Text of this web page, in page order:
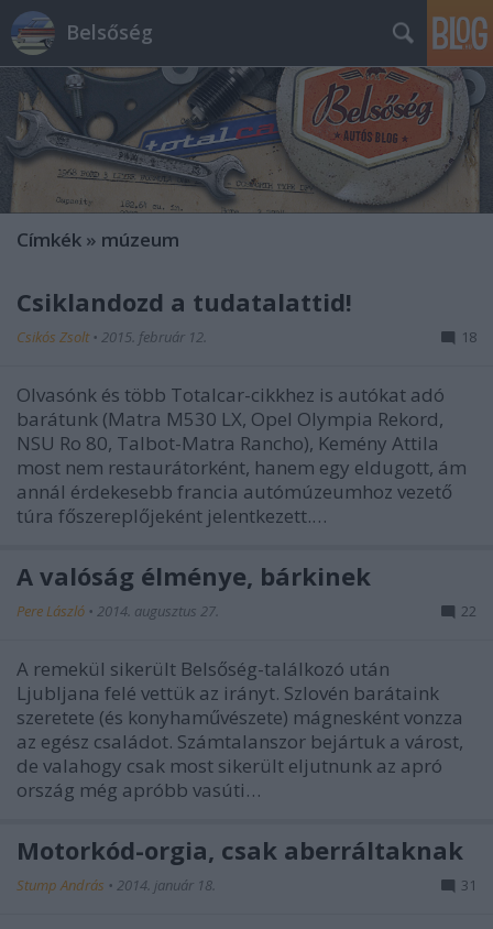
Belsőség
Címkék » múzeum
Csiklandozd a tudatalattid!
Csikós Zsolt • 2015. február 12. 18
Olvasónk és több Totalcar-cikkhez is autókat adó
barátunk (Matra M530 LX, Opel Olympia Rekord,
NSU Ro 80, Talbot-Matra Rancho), Kemény Attila
most nem restaurátorként, hanem egy eldugott, ám
annál érdekesebb francia autómúzeumhoz vezető
túra főszereplőjeként jelentkezett.…
A valóság élménye, bárkinek
Pere László • 2014. augusztus 27. 22
A remekül sikerült Belsőség-találkozó után
Ljubljana felé vettük az irányt. Szlovén barátaink
szeretete (és konyhaművészete) mágnesként vonzza
az egész családot. Számtalanszor bejártuk a várost,
de valahogy csak most sikerült eljutnunk az apró
ország még apróbb vasúti…
Motorkód-orgia, csak aberráltaknak
Stump András • 2014. január 18. 31